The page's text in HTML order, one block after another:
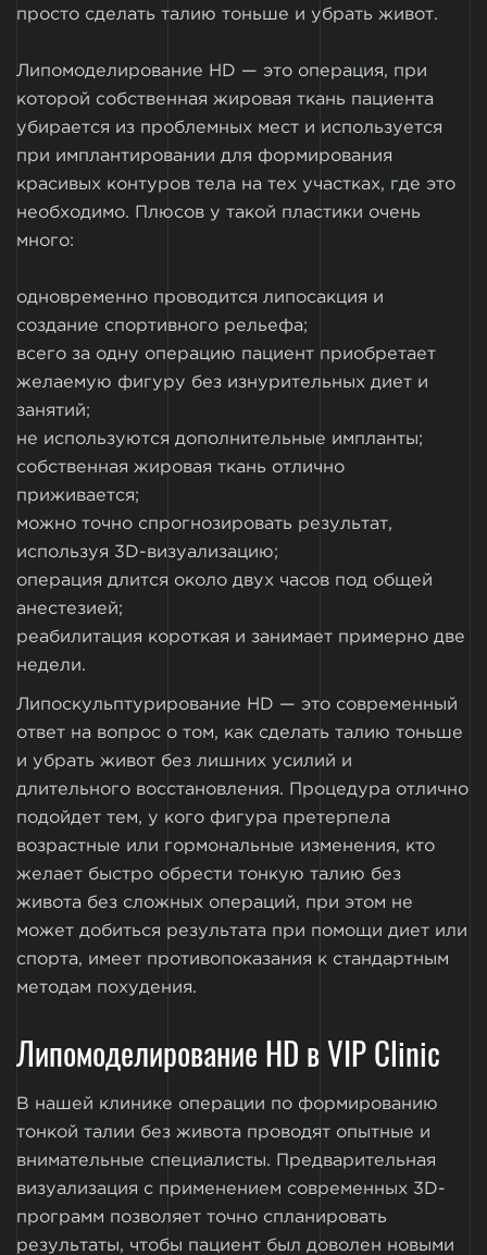
просто сделать талию тоньше и убрать живот.
Липомоделирование HD — это операция, при
которой собственная жировая ткань пациента
убирается из проблемных мест и используется
при имплантировании для формирования
красивых контуров тела на тех участках, где это
необходимо. Плюсов у такой пластики очень
много:
одновременно проводится липосакция и
создание спортивного рельефа;
всего за одну операцию пациент приобретает
желаемую фигуру без изнурительных диет и
занятий;
не используются дополнительные импланты;
собственная жировая ткань отлично
приживается;
можно точно спрогнозировать результат,
используя 3D-визуализацию;
операция длится около двух часов под общей
анестезией;
реабилитация короткая и занимает примерно две
недели.
Липоскульптурирование HD — это современный
ответ на вопрос о том, как сделать талию тоньше
и убрать живот без лишних усилий и
длительного восстановления. Процедура отлично
подойдет тем, у кого фигура претерпела
возрастные или гормональные изменения, кто
желает быстро обрести тонкую талию без
живота без сложных операций, при этом не
может добиться результата при помощи диет или
спорта, имеет противопоказания к стандартным
методам похудения.
Липомоделирование HD в VIP Clinic
В нашей клинике операции по формированию
тонкой талии без живота проводят опытные и
внимательные специалисты. Предварительная
визуализация с применением современных 3D-
программ позволяет точно спланировать
результаты, чтобы пациент был доволен новыми